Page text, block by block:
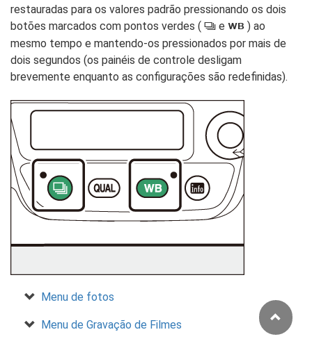
restauradas para os valores padrão pressionando os dois
botões marcados com pontos verdes ( S e U ) ao
mesmo tempo e mantendo-os pressionados por mais de
dois segundos (os painéis de controle desligam
brevemente enquanto as configurações são redefinidas).
Menu de fotos
Menu de Gravação de Filmes